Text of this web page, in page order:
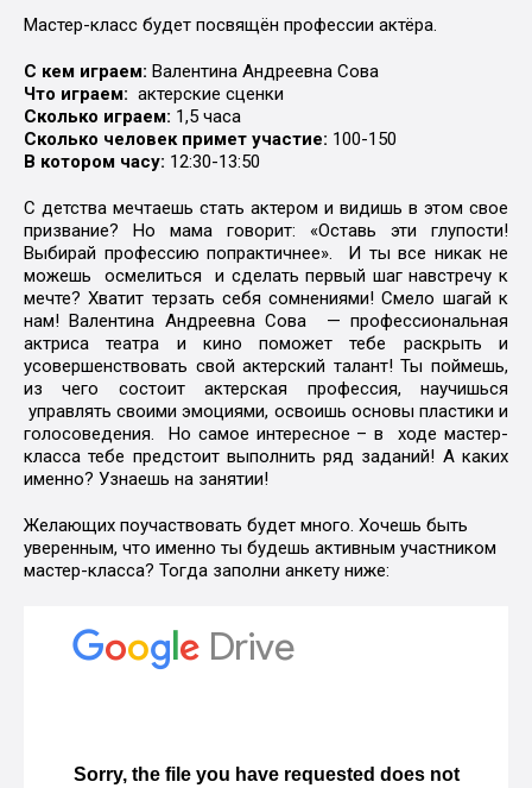
Мастер-класс будет посвящён профессии актёра.
С кем играем: Валентина Андреевна Сова
Что играем: актерские сценки
Сколько играем: 1,5 часа
Сколько человек примет участие: 100-150
В котором часу: 12:30-13:50
С детства мечтаешь стать актером и видишь в этом свое
призвание? Но мама говорит: «Оставь эти глупости!
Выбирай профессию попрактичнее». И ты все никак не
можешь осмелиться и сделать первый шаг навстречу к
мечте? Хватит терзать себя сомнениями! Смело шагай к
нам! Валентина Андреевна Сова — профессиональная
актриса театра и кино поможет тебе раскрыть и
усовершенствовать свой актерский талант! Ты поймешь,
из чего состоит актерская профессия, научишься
управлять своими эмоциями, освоишь основы пластики и
голосоведения. Но самое интересное – в ходе мастер-
класса тебе предстоит выполнить ряд заданий! А каких
именно? Узнаешь на занятии!
Желающих поучаствовать будет много. Хочешь быть
уверенным, что именно ты будешь активным участником
мастер-класса? Тогда заполни анкету ниже: